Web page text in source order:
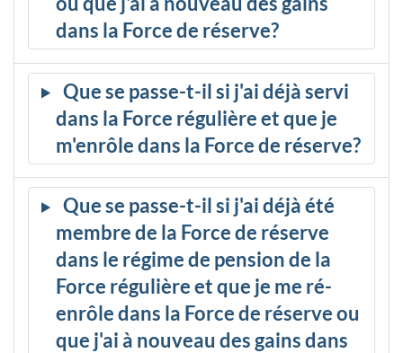
dans la Force de réserve?
Que se passe-t-il si j'ai déjà servi
dans la Force régulière et que je
m'enrôle dans la Force de réserve?
Que se passe-t-il si j'ai déjà été
membre de la Force de réserve
dans le régime de pension de la
Force régulière et que je me ré-
enrôle dans la Force de réserve ou
que j'ai à nouveau des gains dans